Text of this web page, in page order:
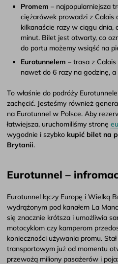
Promem – najpopularniejsza
ciężarówek prowadzi z Calais
kilkanaście razy w ciągu dnia,
minut. Bilet jest otwarty, co
do portu możemy wsiąść na
Eurotunnelem – trasa z
nawet do 6 razy na godzinę,
To właśnie do podróży
zachęcić. Jesteśmy również
na Eurotunnel w Polsce. Aby
łatwiejsza, uruchomiliśmy stronę
wygodnie i szybko kupić bilet na
Brytanii.
Eurotunnel –
Eurotunnel łączy Europę i Wielką
wydrążonym pod kanałem La
się znacznie krótsza i umożliwia
motocyklom czy kamperom
konieczności używania promu.
transportowym już od momentu
przewożą miliony pasażerów i